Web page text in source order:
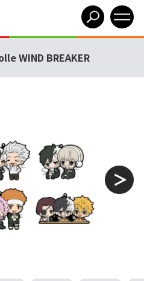
WIND BREAKER